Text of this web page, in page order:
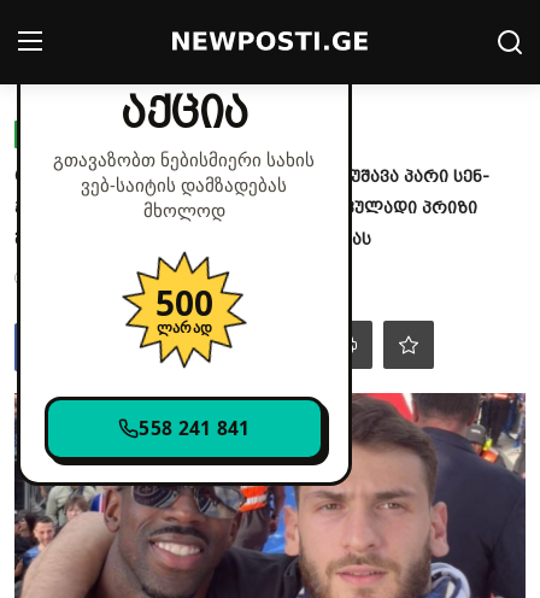
მხოლოდ დღეს
აქცია
გთავაზობთ ნებისმიერი სახის
ვებ‑საიტის დამზადებას
მხოლოდ
500
ლარად
558 241 841
Login
მთავარი
სამართალი
მსოფლიო
ჩვენს შესახებ
ცნობილია ჯამურად რა თანხა გამოიმუშავა პარი სენ-
ჟერმენმა ჩემპიონთა ლიგაზე და რა ფულადი პრიზი
შეხვდება ბონუსის სახით კვარაცხელიას
Jun 1, 2026 - 11:30 1.9k